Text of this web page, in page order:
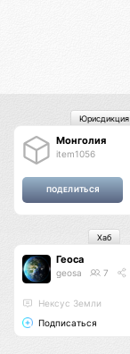
Монголия
item1056
Юрисдикция
Геоса
geosa 7
Нексус Земли
Подписаться
Хаб